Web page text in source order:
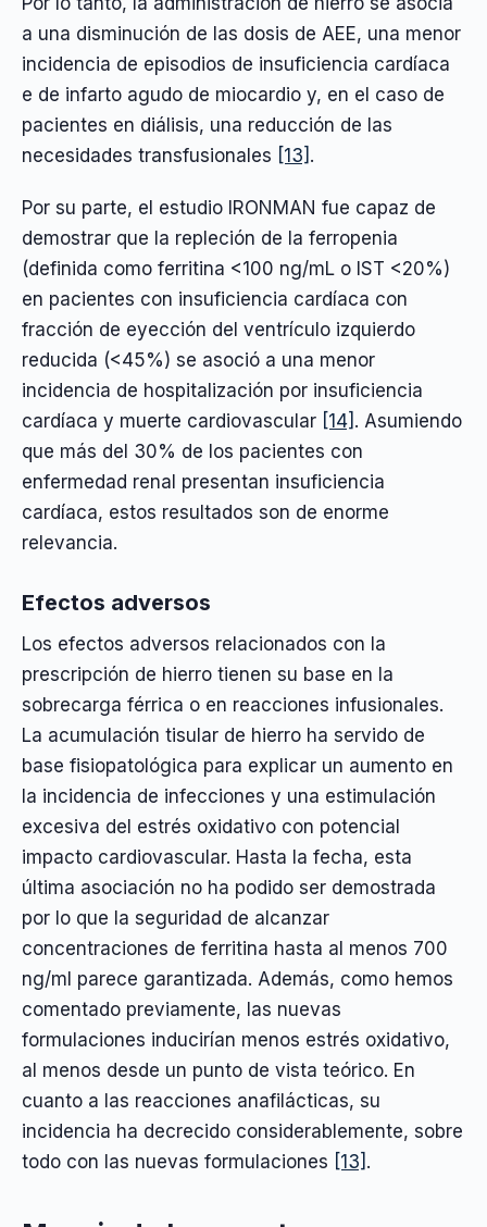
a una disminución de las dosis de AEE, una menor
incidencia de episodios de insuficiencia cardíaca
e de infarto agudo de miocardio y, en el caso de
pacientes en diálisis, una reducción de las
necesidades transfusionales [13] .
Por su parte, el estudio IRONMAN fue capaz de
demostrar que la repleción de la ferropenia
(definida como ferritina <100 ng/mL o IST <20%)
en pacientes con insuficiencia cardíaca con
fracción de eyección del ventrículo izquierdo
reducida (<45%) se asoció a una menor
incidencia de hospitalización por insuficiencia
cardíaca y muerte cardiovascular [14] . Asumiendo
que más del 30% de los pacientes con
enfermedad renal presentan insuficiencia
cardíaca, estos resultados son de enorme
relevancia.
Efectos adversos
Los efectos adversos relacionados con la
prescripción de hierro tienen su base en la
sobrecarga férrica o en reacciones infusionales.
La acumulación tisular de hierro ha servido de
base fisiopatológica para explicar un aumento en
la incidencia de infecciones y una estimulación
excesiva del estrés oxidativo con potencial
impacto cardiovascular. Hasta la fecha, esta
última asociación no ha podido ser demostrada
por lo que la seguridad de alcanzar
concentraciones de ferritina hasta al menos 700
ng/ml parece garantizada. Además, como hemos
comentado previamente, las nuevas
formulaciones inducirían menos estrés oxidativo,
al menos desde un punto de vista teórico. En
cuanto a las reacciones anafilácticas, su
incidencia ha decrecido considerablemente, sobre
todo con las nuevas formulaciones [13] .